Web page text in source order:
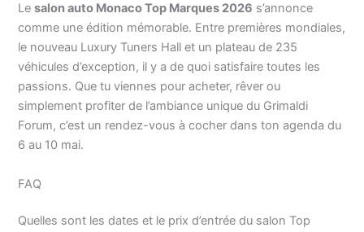
Lesalon auto Monaco Top Marques 2026 s’annonce
comme une édition mémorable. Entre premières mondiales,
le nouveau Luxury Tuners Hall et un plateau de 235
véhicules d’exception, il y a de quoi satisfaire toutes les
passions. Que tu viennes pour acheter, rêver ou
simplement profiter de l’ambiance unique du Grimaldi
Forum, c’est un rendez-vous à cocher dans ton agenda du
6 au 10 mai.
FAQ
Quelles sont les dates et le prix d’entrée du salon Top